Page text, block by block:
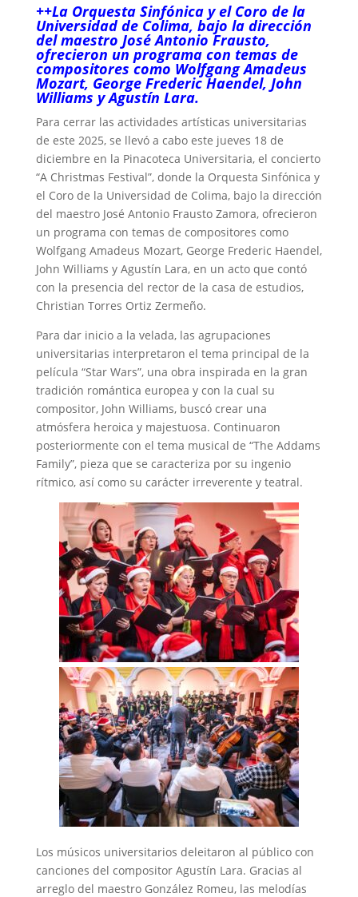
++La Orquesta Sinfónica y el Coro de la
Universidad de Colima, bajo la dirección
del maestro José Antonio Frausto,
ofrecieron un programa con temas de
compositores como Wolfgang Amadeus
Mozart, George Frederic Haendel, John
Williams y Agustín Lara.
Para cerrar las actividades artísticas universitarias
de este 2025, se llevó a cabo este jueves 18 de
diciembre en la Pinacoteca Universitaria, el concierto
“A Christmas Festival”, donde la Orquesta Sinfónica y
el Coro de la Universidad de Colima, bajo la dirección
del maestro José Antonio Frausto Zamora, ofrecieron
un programa con temas de compositores como
Wolfgang Amadeus Mozart, George Frederic Haendel,
John Williams y Agustín Lara, en un acto que contó
con la presencia del rector de la casa de estudios,
Christian Torres Ortiz Zermeño.
Para dar inicio a la velada, las agrupaciones
universitarias interpretaron el tema principal de la
película “Star Wars”, una obra inspirada en la gran
tradición romántica europea y con la cual su
compositor, John Williams, buscó crear una
atmósfera heroica y majestuosa. Continuaron
posteriormente con el tema musical de “The Addams
Family”, pieza que se caracteriza por su ingenio
rítmico, así como su carácter irreverente y teatral.
Los músicos universitarios deleitaron al público con
canciones del compositor Agustín Lara. Gracias al
arreglo del maestro González Romeu, las melodías